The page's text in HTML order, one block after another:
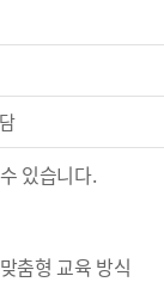
있습니다.
춤형 교육 방식